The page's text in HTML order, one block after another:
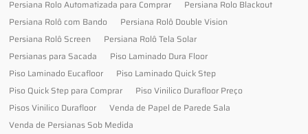
Persiana Rolo Automatizada para Comprar
Persiana Rolo Blackout
Persiana Rolô com Bando
Persiana Rolô Double Vision
Persiana Rolô Screen
Persiana Rolô Tela Solar
Persianas para Sacada
Piso Laminado Dura Floor
Piso Laminado Eucafloor
Piso Laminado Quick Step
Piso Quick Step para Comprar
Piso Vinilico Durafloor Preço
Pisos Vinilico Durafloor
Venda de Papel de Parede Sala
Venda de Persianas Sob Medida